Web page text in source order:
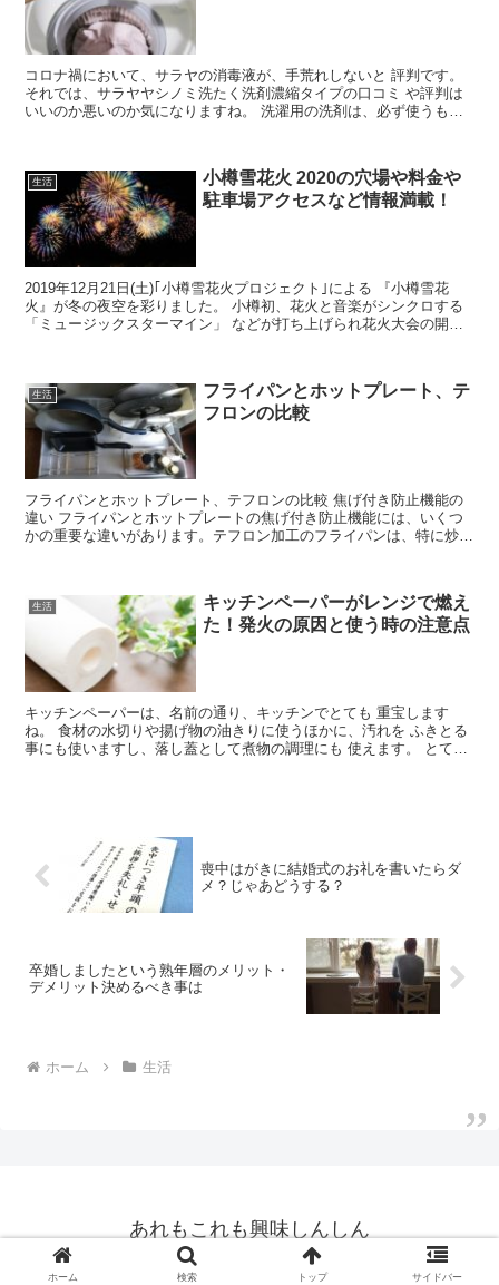
コロナ禍において、サラヤの消毒液が、手荒れしないと 評判です。
それでは、サラヤヤシノミ洗たく洗剤濃縮タイプの口コミ や評判は
いいのか悪いのか気になりますね。 洗濯用の洗剤は、必ず使うもの
生活
小樽雪花火 2020の穴場や料金や
駐車場アクセスなど情報満載！
2019年12月21日(土)｢小樽雪花火プロジェクト｣による 『小樽雪花
火』が冬の夜空を彩りました。 小樽初、花火と音楽がシンクロする
「ミュージックスターマイン」 などが打ち上げられ花火大会の開催
生活
フライパンとホットプレート、テ
フロンの比較
フライパンとホットプレート、テフロンの比較 焦げ付き防止機能の
違い フライパンとホットプレートの焦げ付き防止機能には、いくつ
かの重要な違いがあります。テフロン加工のフライパンは、特に炒め
生活
キッチンペーパーがレンジで燃え
た！発火の原因と使う時の注意点
キッチンペーパーは、名前の通り、キッチンでとても 重宝します
ね。 食材の水切りや揚げ物の油きりに使うほかに、汚れを ふきとる
事にも使いますし、落し蓋として煮物の調理にも 使えます。 とても
喪中はがきに結婚式のお礼を書いたらダ
メ？じゃあどうする？
卒婚しましたという熟年層のメリット・
デメリット決めるべき事は
ホーム 生活
あれもこれも興味しんしん
© 2018 あれもこれも興味しんしん.
ホーム 検索 トップ サイドバー